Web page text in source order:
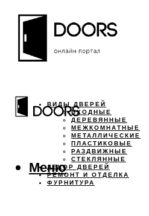
ВИДЫ ДВЕРЕЙ
ВХОДНЫЕ
ДЕРЕВЯННЫЕ
МЕЖКОМНАТНЫЕ
МЕТАЛЛИЧЕСКИЕ
ПЛАСТИКОВЫЕ
РАЗДВИЖНЫЕ
СТЕКЛЯННЫЕ
ДЕКОР ДВЕРЕЙ
РЕМОНТ И ОТДЕЛКА
ФУРНИТУРА
Меню